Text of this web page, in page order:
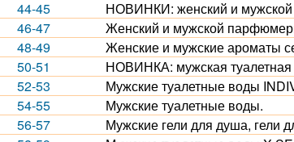
44-45
НОВИНКИ: женский и мужской
46-47
Женский и мужской
48-49
Женские и мужские ароматы
50-51
НОВИНКА: мужская туалетная
52-53
Мужские туалетные воды
54-55
Мужские туалетные воды.
56-57
Мужские гели для душа, гели